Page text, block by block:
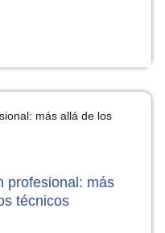
profesional: más
técnicos